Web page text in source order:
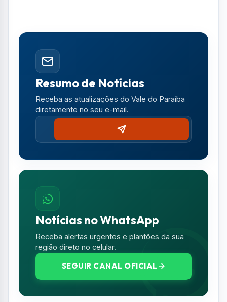
Resumo de Notícias
Receba as atualizações do Vale do Paraíba
diretamente no seu e-mail.
Notícias no WhatsApp
Receba alertas urgentes e plantões da sua
região direto no celular.
SEGUIR CANAL OFICIAL